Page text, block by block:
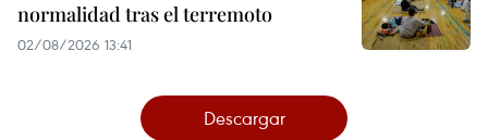
normalidad tras el terremoto
02/08/2026 13:41
Descargar